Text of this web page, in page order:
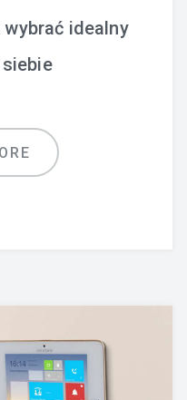
idealny